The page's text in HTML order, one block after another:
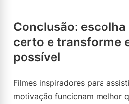
Conclusão:
certo e transforme
possível
Filmes inspiradores para
motivação funcionam melhor